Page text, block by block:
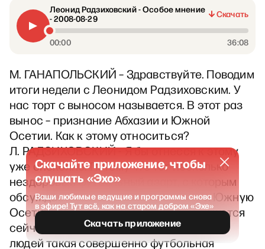
Леонид Радзиховский - Особое мнение
- 2008-08-29
Скачать
00:00 36:08
М. ГАНАПОЛЬСКИЙ – Здравствуйте. Поводим
итоги недели с Леонидом Радзиховским. У
нас торт с выносом называется. В этот раз
вынос – признание Абхазии и Южной
Осетии. Как к этому относиться?
Л. РАДЗИХОВСКИЙ - Я бы отнесся к этому
уже спокойно. Потому что тот несколько
нездоровый футбольный азарт, с которым
обсуждается, кто признал Абхазию и Южную
Осетию, только не признал, он мне кажется
сейчас неуместным. Все-таки у многих
людей такая совершенно футбольная
Скачайте приложение, чтобы
слушать «Эхо»
Ваши любимые ведущие и программы снова
в эфире! Тут всё, как на старом добром «Эхе»
Скачать приложение